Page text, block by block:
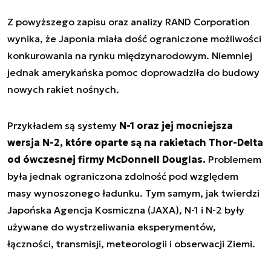
Z powyższego zapisu oraz analizy RAND Corporation
wynika, że Japonia miała dość ograniczone możliwości
konkurowania na rynku międzynarodowym. Niemniej
jednak amerykańska pomoc doprowadziła do budowy
nowych rakiet nośnych.
Przykładem są systemy N-1 oraz jej mocniejsza
wersja N-2, które oparte są na rakietach Thor-Delta
od ówczesnej firmy McDonnell Douglas. Problemem
była jednak ograniczona zdolność pod względem
masy wynoszonego ładunku. Tym samym, jak twierdzi
Japońska Agencja Kosmiczna (JAXA), N-1 i N-2 były
używane do wystrzeliwania eksperymentów,
łączności, transmisji, meteorologii i obserwacji Ziemi.